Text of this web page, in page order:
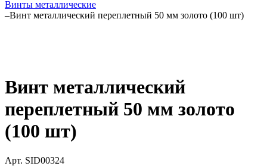
Винты металлические
–Винт металлический переплетный 50 мм золото (100 шт)
Винт металлический
переплетный 50 мм золото
(100 шт)
Арт. SID00324